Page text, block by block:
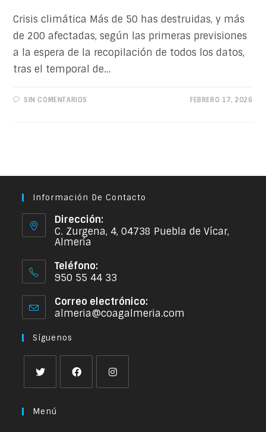
Crisis climática Más de 50 has destruidas, y más
de 200 afectadas, según las primeras previsiones
a la espera de la recopilación de todos los datos,
tras el temporal de…
SIN COMENTARIOS FEBRERO 17, 2026
Información De Contacto
Dirección:
C. Zurgena, 4, 04738 Puebla de Vícar,
Almería
Teléfono:
950 55 44 33
Correo electrónico:
almeria@coagalmeria.com
Síguenos
Menú